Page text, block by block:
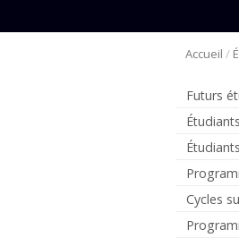
Accueil /
Futurs
Étudiants
Cycles